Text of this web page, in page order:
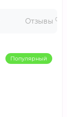
Отзывы 0
Популярный